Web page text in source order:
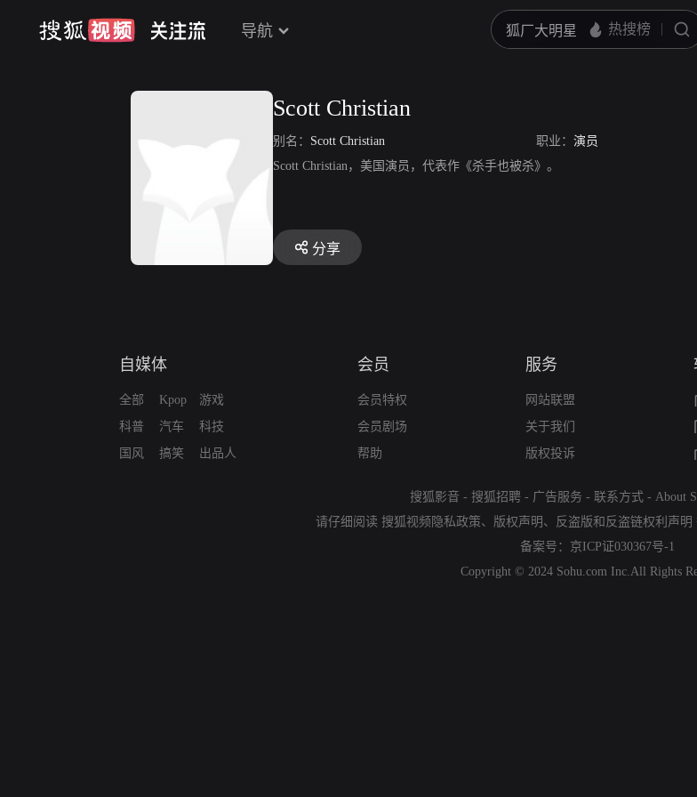
导航
Scott Christian
别名： Scott Christian 职业： 演员
Scott Christian，美国演员，代表作《杀手也被杀》。
分享
自媒体
全部
科普
国风
Kpop
汽车
搞笑
游戏
科技
出品人
会员
会员特权
会员剧场
帮助
服务
网站联盟
关于我们
版权投诉
搜狐影音 - 搜狐招聘 - 广告服务 - 联系方式 - About
请仔细阅读 搜狐视频隐私政策、 版权声明 、 反盗版和反盗链权利声明
备案号： 京ICP证030367号-1
Copyright © 2024 Sohu.com Inc.All Rights